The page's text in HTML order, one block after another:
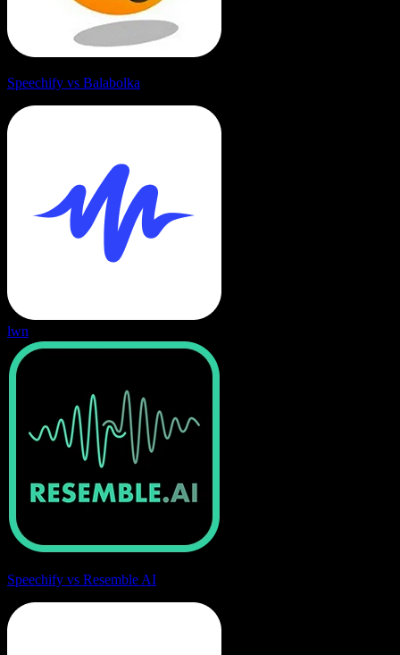
Speechify vs Balabolka
lwn
Speechify vs Resemble AI